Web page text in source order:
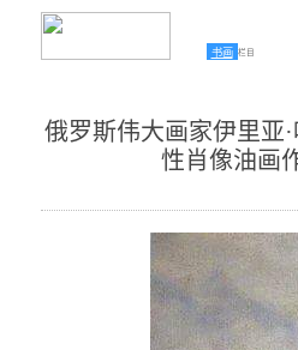
书画 栏目
俄罗斯伟大画家伊里亚
性肖像油画